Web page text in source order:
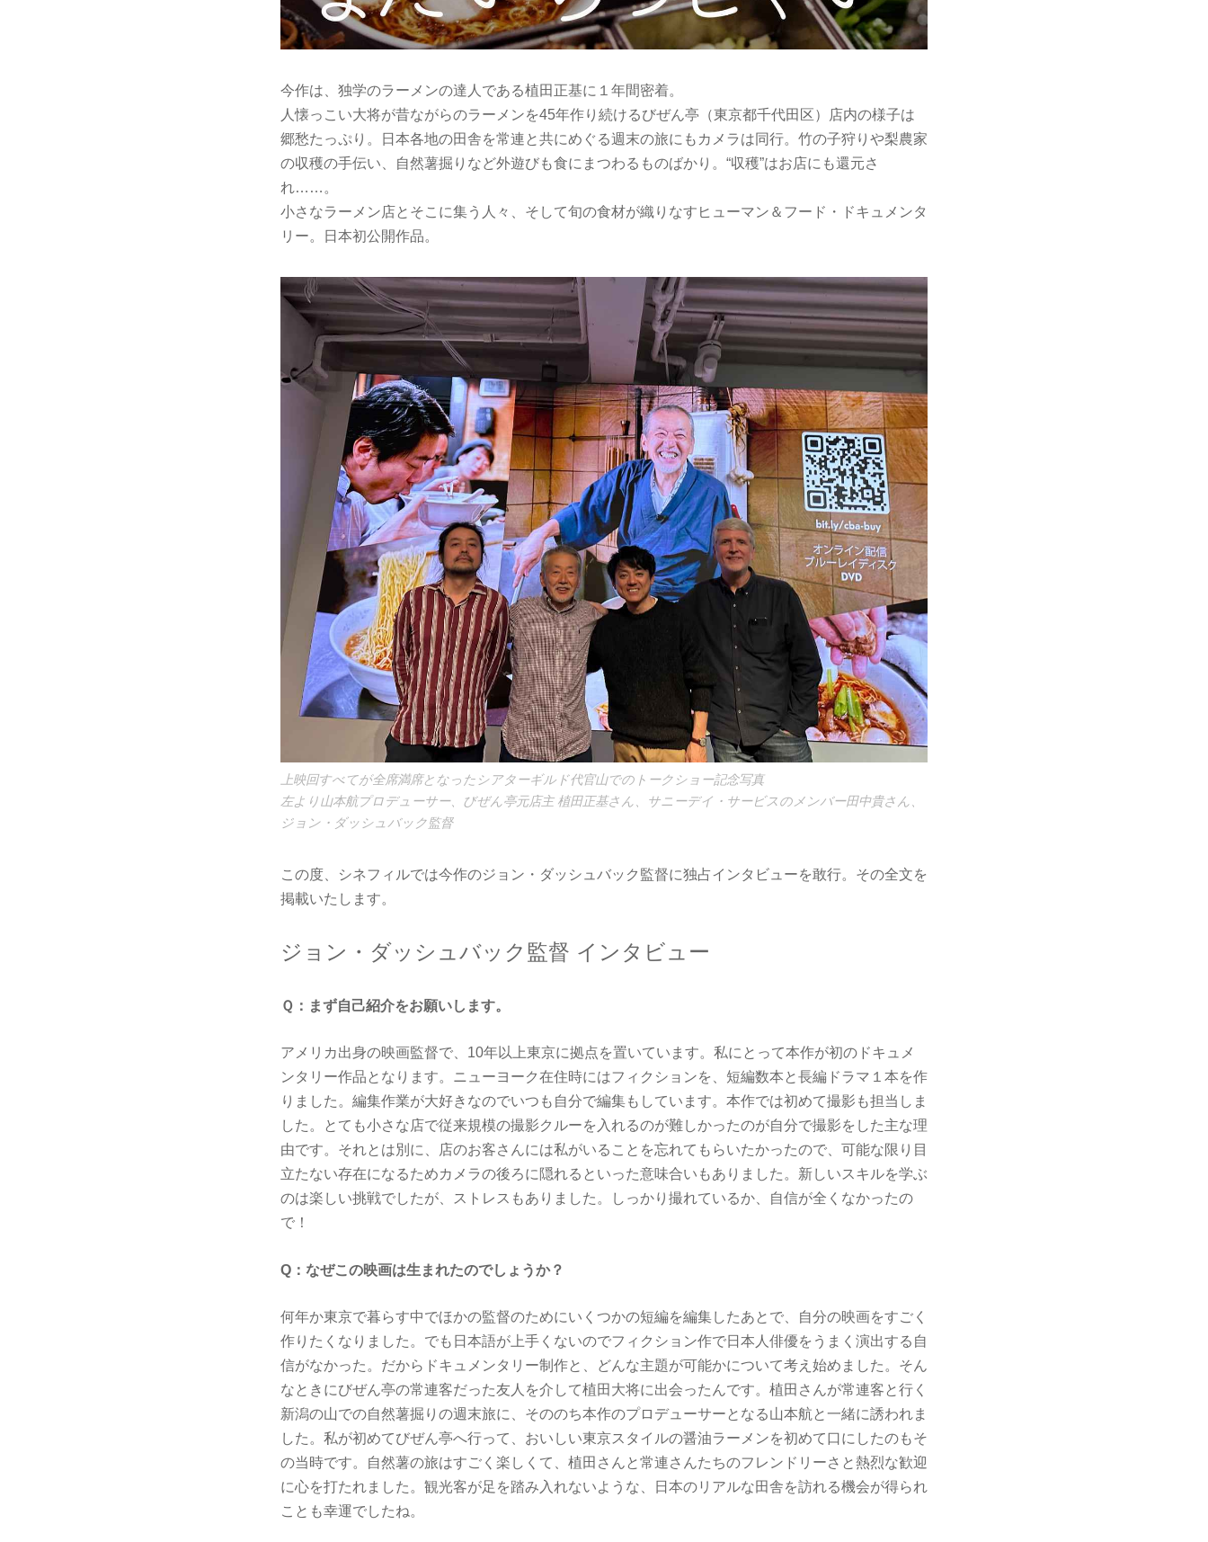
今作は、独学のラーメンの達人である植田正基に１年間密着。
人懐っこい大将が昔ながらのラーメンを45年作り続けるびぜん亭（東京都千代田区）店内の様子は
郷愁たっぷり。日本各地の田舎を常連と共にめぐる週末の旅にもカメラは同行。竹の子狩りや梨農家
の収穫の手伝い、自然薯掘りなど外遊びも食にまつわるものばかり。“収穫”はお店にも還元さ
れ……。
小さなラーメン店とそこに集う人々、そして旬の食材が織りなすヒューマン＆フード・ドキュメンタ
リー。日本初公開作品。
上映回すべてが全席満席となったシアターギルド代官山でのトークショー記念写真
左より山本航プロデューサー、びぜん亭元店主 植田正基さん、サニーデイ・サービスのメンバー田中貴さん、
ジョン・ダッシュバック監督
この度、シネフィルでは今作のジョン・ダッシュバック監督に独占インタビューを敢行。その全文を
掲載いたします。
ジョン・ダッシュバック監督 インタビュー
Ｑ：まず自己紹介をお願いします。
アメリカ出身の映画監督で、10年以上東京に拠点を置いています。私にとって本作が初のドキュメ
ンタリー作品となります。ニューヨーク在住時にはフィクションを、短編数本と長編ドラマ１本を作
りました。編集作業が大好きなのでいつも自分で編集もしています。本作では初めて撮影も担当しま
した。とても小さな店で従来規模の撮影クルーを入れるのが難しかったのが自分で撮影をした主な理
由です。それとは別に、店のお客さんには私がいることを忘れてもらいたかったので、可能な限り目
立たない存在になるためカメラの後ろに隠れるといった意味合いもありました。新しいスキルを学ぶ
のは楽しい挑戦でしたが、ストレスもありました。しっかり撮れているか、自信が全くなかったの
で！
Q：なぜこの映画は生まれたのでしょうか？
何年か東京で暮らす中でほかの監督のためにいくつかの短編を編集したあとで、自分の映画をすごく
作りたくなりました。でも日本語が上手くないのでフィクション作で日本人俳優をうまく演出する自
信がなかった。だからドキュメンタリー制作と、どんな主題が可能かについて考え始めました。そん
なときにびぜん亭の常連客だった友人を介して植田大将に出会ったんです。植田さんが常連客と行く
新潟の山での自然薯掘りの週末旅に、そののち本作のプロデューサーとなる山本航と一緒に誘われま
した。私が初めてびぜん亭へ行って、おいしい東京スタイルの醤油ラーメンを初めて口にしたのもそ
の当時です。自然薯の旅はすごく楽しくて、植田さんと常連さんたちのフレンドリーさと熱烈な歓迎
に心を打たれました。観光客が足を踏み入れないような、日本のリアルな田舎を訪れる機会が得られ
ことも幸運でしたね。